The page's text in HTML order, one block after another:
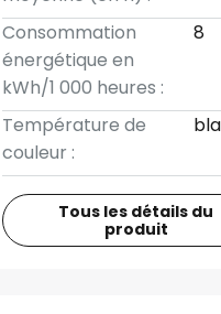
Consommation
énergétique en
kWh/1 000 heures :
8
Température de
couleur :
Tous les détails du
produit